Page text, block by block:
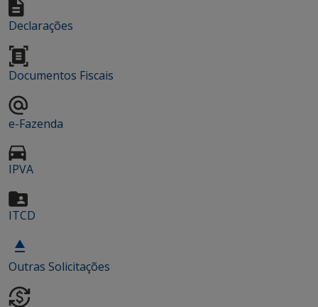
Declarações
Documentos Fiscais
e-Fazenda
IPVA
ITCD
Outras Solicitações